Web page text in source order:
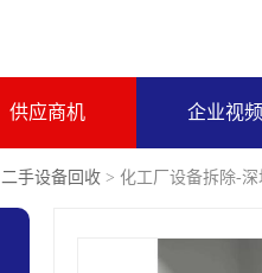
供应商机 企业视频
二手设备回收 > 化工厂设备拆除-